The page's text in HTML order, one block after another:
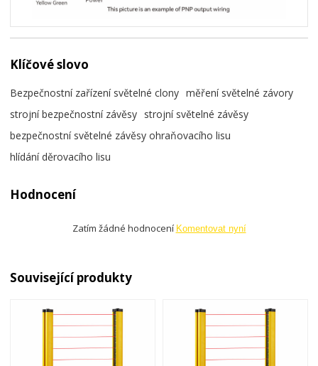
Klíčové slovo
Bezpečnostní zařízení světelné clony měření světelné závory
strojní bezpečnostní závěsy strojní světelné závěsy
bezpečnostní světelné závěsy ohraňovacího lisu
hlídání děrovacího lisu
Hodnocení
Zatím žádné hodnocení Komentovat nyní
Související produkty